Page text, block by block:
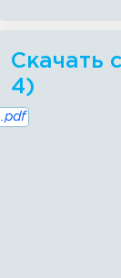
Скачать
4)
.pdf